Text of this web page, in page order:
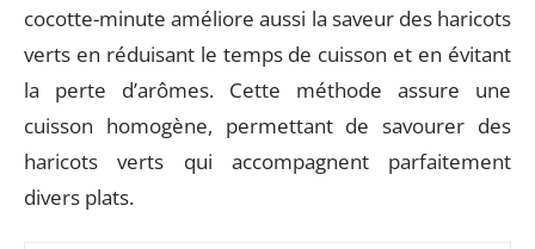
cocotte-minute améliore aussi la saveur des haricots
verts en réduisant le temps de cuisson et en évitant
la perte d’arômes. Cette méthode assure une
cuisson homogène, permettant de savourer des
haricots verts qui accompagnent parfaitement
divers plats.